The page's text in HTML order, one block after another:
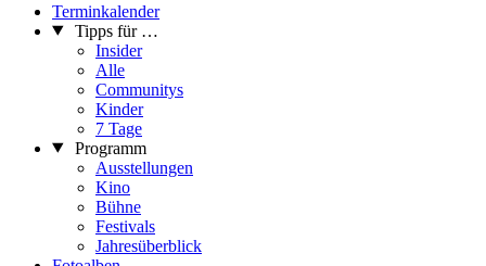
Terminkalender
Tipps für …
Insider
Alle
Communitys
Kinder
7 Tage
Programm
Ausstellungen
Kino
Bühne
Festivals
Jahresüberblick